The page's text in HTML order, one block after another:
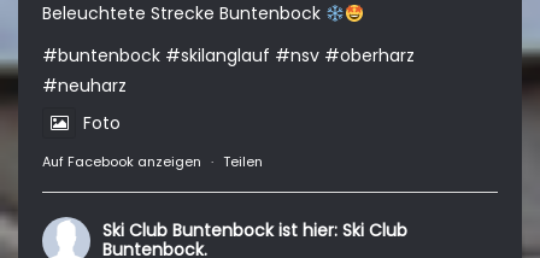
Beleuchtete Strecke Buntenbock
#buntenbock #skilanglauf #nsv #oberharz
#neuharz
Foto
Auf Facebook anzeigen · Teilen
Ski Club Buntenbock ist hier: Ski Club
Buntenbock.